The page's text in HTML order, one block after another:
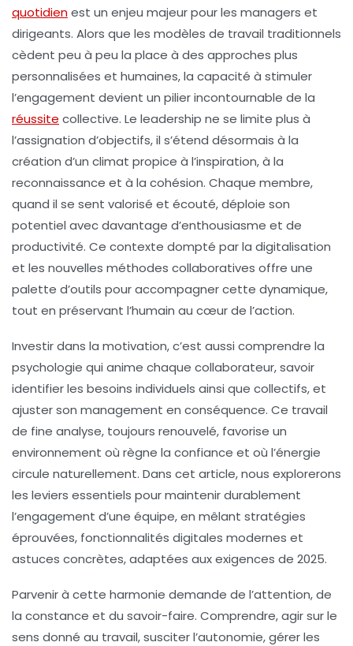
quotidienest un enjeu majeur pour les managers et
dirigeants. Alors que les modèles de travail traditionnels
cèdent peu à peu la place à des approches plus
personnalisées et humaines, la capacité à stimuler
l’engagement devient un pilier incontournable de la
réussite collective. Le leadership ne se limite plus à
l’assignation d’objectifs, il s’étend désormais à la
création d’un climat propice à l’inspiration, à la
reconnaissance et à la cohésion. Chaque membre,
quand il se sent valorisé et écouté, déploie son
potentiel avec davantage d’enthousiasme et de
productivité. Ce contexte dompté par la digitalisation
et les nouvelles méthodes collaboratives offre une
palette d’outils pour accompagner cette dynamique,
tout en préservant l’humain au cœur de l’action.
Investir dans la motivation, c’est aussi comprendre la
psychologie qui anime chaque collaborateur, savoir
identifier les besoins individuels ainsi que collectifs, et
ajuster son management en conséquence. Ce travail
de fine analyse, toujours renouvelé, favorise un
environnement où règne la confiance et où l’énergie
circule naturellement. Dans cet article, nous explorerons
les leviers essentiels pour maintenir durablement
l’engagement d’une équipe, en mêlant stratégies
éprouvées, fonctionnalités digitales modernes et
astuces concrètes, adaptées aux exigences de 2025.
Parvenir à cette harmonie demande de l’attention, de
la constance et du savoir-faire. Comprendre, agir sur le
sens donné au travail, susciter l’autonomie, gérer les